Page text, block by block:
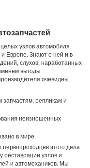
узлов автомобиля
Европе. Знают о ней и в
слухов, наработанных
выгоды
очевидны.
репликам и
неизношенных
в мире.
этого дела
реставрации узлов и
и автомехаников. Мы